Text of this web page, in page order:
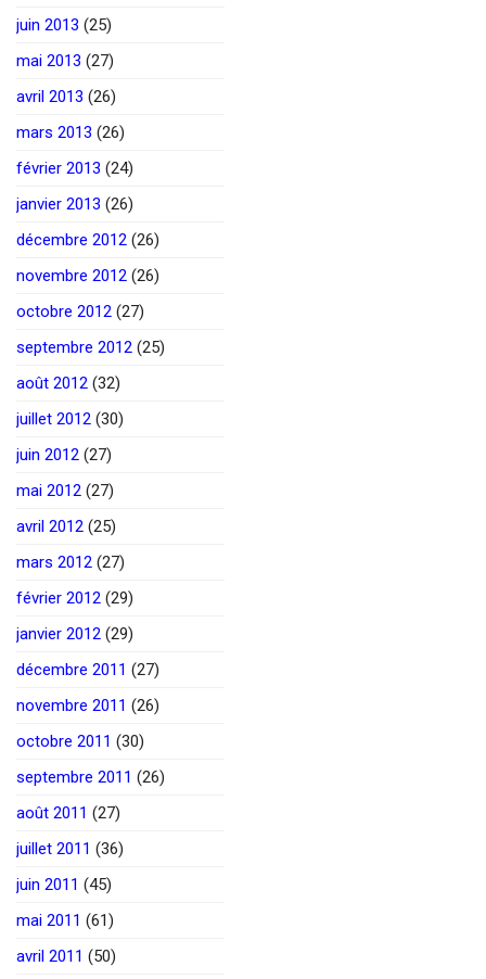
juin 2013 (25)
mai 2013 (27)
avril 2013 (26)
mars 2013 (26)
février 2013 (24)
janvier 2013 (26)
décembre 2012 (26)
novembre 2012 (26)
octobre 2012 (27)
septembre 2012 (25)
août 2012 (32)
juillet 2012 (30)
juin 2012 (27)
mai 2012 (27)
avril 2012 (25)
mars 2012 (27)
février 2012 (29)
janvier 2012 (29)
décembre 2011 (27)
novembre 2011 (26)
octobre 2011 (30)
septembre 2011 (26)
août 2011 (27)
juillet 2011 (36)
juin 2011 (45)
mai 2011 (61)
avril 2011 (50)